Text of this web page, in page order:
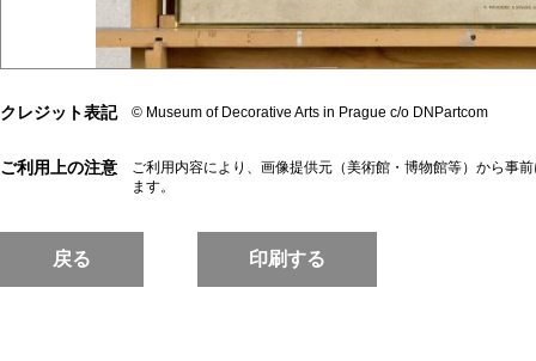
クレジット表記 © Museum of Decorative Arts in Prague c/o DNPartcom
ご利用上の注意
ご利用内容により、画像提供元（美術館・博物館等）から事
ます。
戻る 印刷する